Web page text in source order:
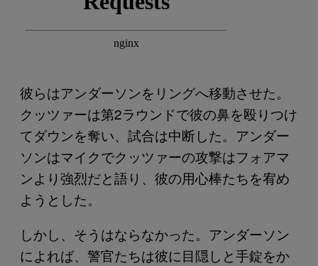
彼らはアンダーソンをリングへ移動させた。
クッツァーは第2ラウンドで彼の鼻を殴りつけ
てダウンを奪い、試合は中断した。アンダー
ソンはマイクでクッツァーの攻撃はフォアマ
ンより強烈だと語り、彼の用心棒たちを宥め
ようとした。
しかし、そうはならなかった。アンダーソン
によれば、警官たちは彼に目隠しと手錠をか